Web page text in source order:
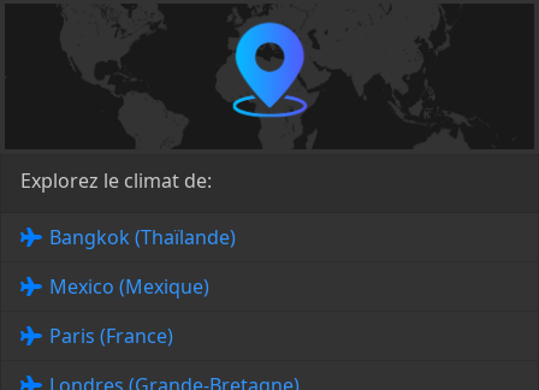
Explorez le climat de:
Bangkok (Thaïlande)
Mexico (Mexique)
Paris (France)